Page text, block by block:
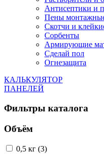
Антисептики и
Пены
Скотчи и
Сорбенты
Армирующие
Сделай пол
Огнезащита
КАЛЬКУЛЯТОР
ПАНЕЛЕЙ
Фильтры каталога
Объём
0,5 кг (3)